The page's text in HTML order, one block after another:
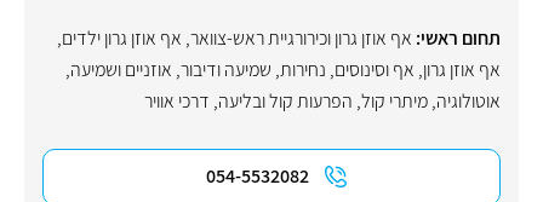
תחום ראשי: אף אוזן גרון וכירורגיית ראש-צוואר, אף אוזן גרון ילדים,
אף אוזן גרון, אף וסינוסים, נחירות, שמיעה ודיבור, אוזניים ושמיעה,
אוטולוגיה,מיתרי קול, הפרעות קול ובליעה, דרכי אוויר
054-5532082